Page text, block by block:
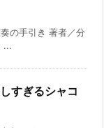
の手引き 著者／分
...
すぎるシャコ